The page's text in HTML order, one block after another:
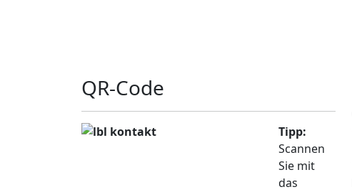
QR-Code
Tipp:
Scannen
Sie mit
das